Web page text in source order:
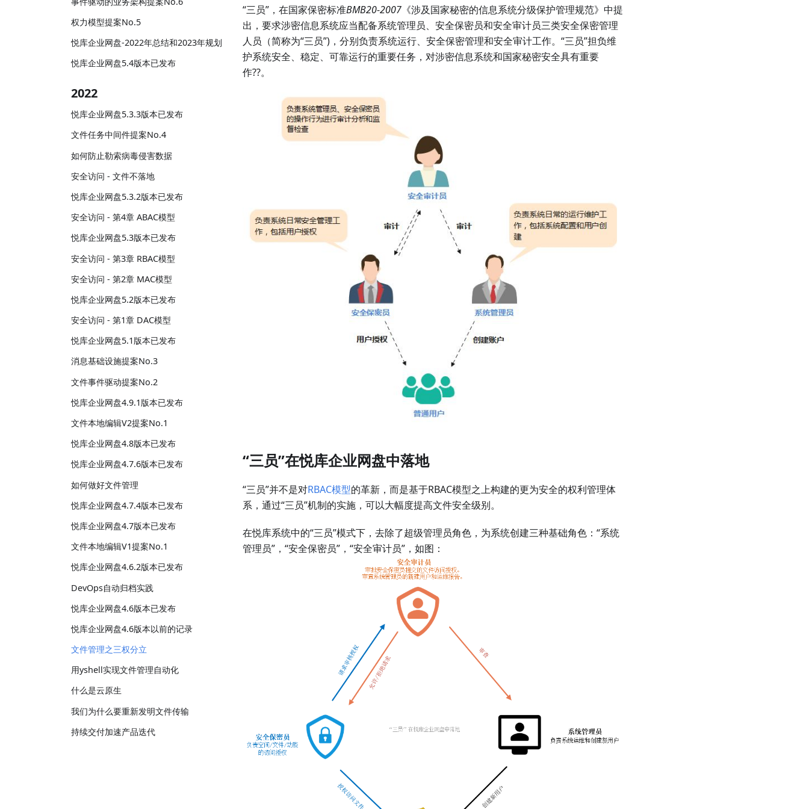
权力模型提案No.5
悦库企业网盘-2022年总结和2023年规划
悦库企业网盘5.4版本已发布
2022
悦库企业网盘5.3.3版本已发布
文件任务中间件提案No.4
如何防止勒索病毒侵害数据
安全访问 - 文件不落地
悦库企业网盘5.3.2版本已发布
安全访问 - 第4章 ABAC模型
悦库企业网盘5.3版本已发布
安全访问 - 第3章 RBAC模型
安全访问 - 第2章 MAC模型
悦库企业网盘5.2版本已发布
安全访问 - 第1章 DAC模型
悦库企业网盘5.1版本已发布
消息基础设施提案No.3
文件事件驱动提案No.2
悦库企业网盘4.9.1版本已发布
文件本地编辑V2提案No.1
悦库企业网盘4.8版本已发布
悦库企业网盘4.7.6版本已发布
如何做好文件管理
悦库企业网盘4.7.4版本已发布
悦库企业网盘4.7版本已发布
文件本地编辑V1提案No.1
悦库企业网盘4.6.2版本已发布
DevOps自动归档实践
悦库企业网盘4.6版本已发布
悦库企业网盘4.6版本以前的记录
文件管理之三权分立
用yshell实现文件管理自动化
什么是云原生
我们为什么要重新发明文件传输
持续交付加速产品迭代
“三员”，在国家保密标准BMB20-2007 《涉及国家秘密的信息系统分级保护管理规范》中提
出，要求涉密信息系统应当配备系统管理员、安全保密员和安全审计员三类安全保密管理
人员（简称为“三员”)，分别负责系统运行、安全保密管理和安全审计工作。“三员”担负维
护系统安全、稳定、可靠运行的重要任务，对涉密信息系统和国家秘密安全具有重要
作??。
“三员”在悦库企业网盘中落地
“三员”并不是对RBAC模型的革新，而是基于RBAC模型之上构建的更为安全的权利管理体
系，通过“三员”机制的实施，可以大幅度提高文件安全级别。
在悦库系统中的“三员”模式下，去除了超级管理员角色，为系统创建三种基础角色：“系统
管理员”，“安全保密员”，“安全审计员”，如图：